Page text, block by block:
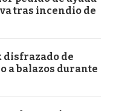
tras incendio de
disfrazado de
a balazos durante